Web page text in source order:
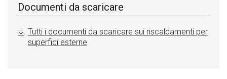
Documenti da scaricare
Tutti i documenti da scaricare sui riscaldamenti per
superfici esterne